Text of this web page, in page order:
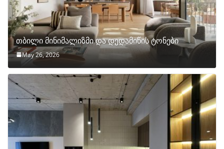
თბილი მინიმალიზმი და დედამიწის ტონები
May 26, 2026